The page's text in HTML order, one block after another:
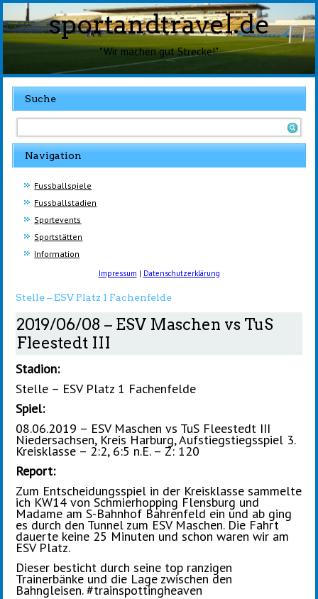
sportandtravel.de
"Wir machen gut Strecke!"
Suche
Navigation
Fussballspiele
Fussballstadien
Sportevents
Sportstätten
Information
Impressum | Datenschutzerklärung
Stelle – ESV Platz 1 Fachenfelde
2019/06/08 – ESV Maschen vs TuS
Fleestedt III
Stadion:
Stelle – ESV Platz 1 Fachenfelde
Spiel:
08.06.2019 – ESV Maschen vs TuS Fleestedt III
Niedersachsen, Kreis Harburg, Aufstiegstiegsspiel 3.
Kreisklasse – 2:2, 6:5 n.E. – Z: 120
Report:
Zum Entscheidungsspiel in der Kreisklasse sammelte
ich KW14 von Schmierhopping Flensburg und
Madame am S-Bahnhof Bahrenfeld ein und ab ging
es durch den Tunnel zum ESV Maschen. Die Fahrt
dauerte keine 25 Minuten und schon waren wir am
ESV Platz.
Dieser besticht durch seine top ranzigen
Trainerbänke und die Lage zwischen den
Bahngleisen. #trainspottingheaven